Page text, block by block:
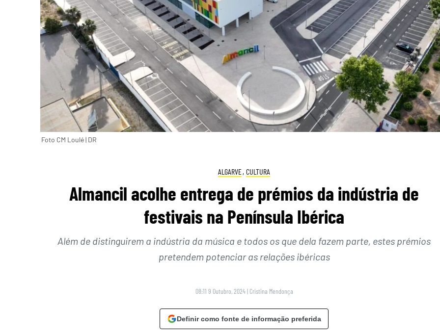
Foto CM Loulé | DR
ALGARVE, CULTURA
Almancil acolhe entrega de prémios da indústria de
festivais na Península Ibérica
Além de distinguirem a indústria da música e todos os que dela fazem parte, estes prémios
pretendem potenciar as relações ibéricas
08:11 9 Outubro, 2024 | Cristina Mendonça
Definir como fonte de informação preferida